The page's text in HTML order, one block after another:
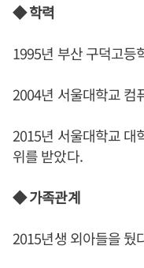
◆ 학력
1995년 부산 구덕고등
2004년 서울대학교 컴
2015년 서울대학교 대
위를 받았다.
◆ 가족관계
2015년생 외아들을 뒀